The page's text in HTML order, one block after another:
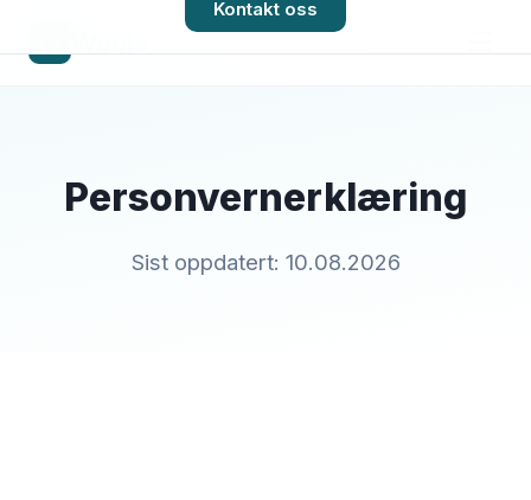
Kontakt oss
Personvernerklæring
Sist oppdatert: 10.08.2026